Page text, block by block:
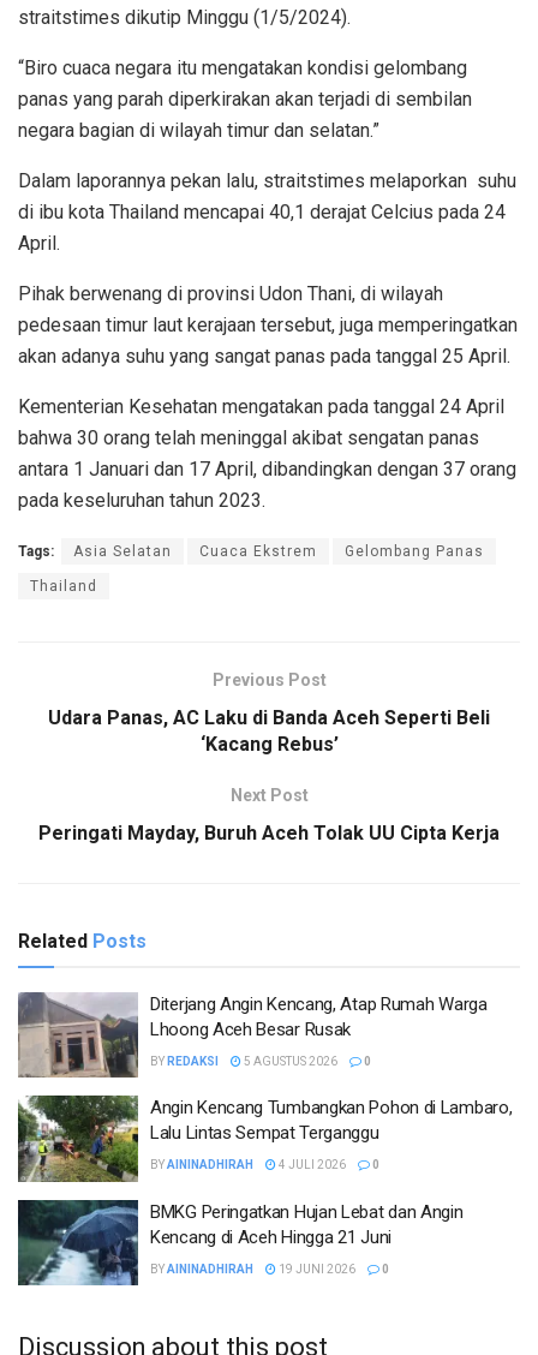
straitstimes dikutip Minggu (1/5/2024).
“Biro cuaca negara itu mengatakan kondisi gelombang
panas yang parah diperkirakan akan terjadi di sembilan
negara bagian di wilayah timur dan selatan.”
Dalam laporannya pekan lalu, straitstimes melaporkan suhu
di ibu kota Thailand mencapai 40,1 derajat Celcius pada 24
April.
Pihak berwenang di provinsi Udon Thani, di wilayah
pedesaan timur laut kerajaan tersebut, juga memperingatkan
akan adanya suhu yang sangat panas pada tanggal 25 April.
Kementerian Kesehatan mengatakan pada tanggal 24 April
bahwa 30 orang telah meninggal akibat sengatan panas
antara 1 Januari dan 17 April, dibandingkan dengan 37 orang
pada keseluruhan tahun 2023.
Tags: Asia Selatan Cuaca Ekstrem Gelombang Panas
Thailand
Previous Post
Udara Panas, AC Laku di Banda Aceh Seperti Beli
‘Kacang Rebus’
Next Post
Peringati Mayday, Buruh Aceh Tolak UU Cipta Kerja
Related Posts
Diterjang Angin Kencang, Atap Rumah Warga
Lhoong Aceh Besar Rusak
BY REDAKSI 5 AGUSTUS 2026 0
Angin Kencang Tumbangkan Pohon di Lambaro,
Lalu Lintas Sempat Terganggu
BYAININADHIRAH 4 JULI 2026 0
BMKG Peringatkan Hujan Lebat dan Angin
Kencang di Aceh Hingga 21 Juni
BYAININADHIRAH 19 JUNI 2026 0
Discussion about this post